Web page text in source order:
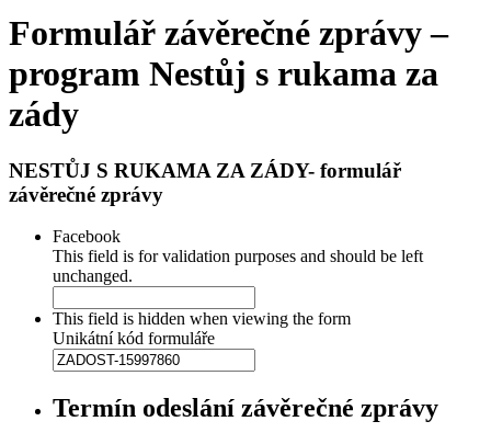
Formulář závěrečné zprávy –
program Nestůj s rukama za
zády
NESTŮJ S RUKAMA ZA ZÁDY- formulář
závěrečné zprávy
Facebook
This field is for validation purposes and should be left
unchanged.
This field is hidden when viewing the form
Unikátní kód formuláře
Termín odeslání závěrečné zprávy